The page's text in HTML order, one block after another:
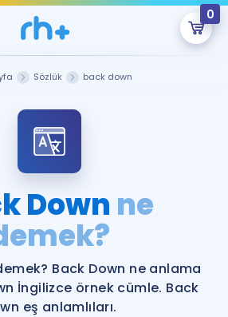
0
Şifremi Hatırlamıyorum
Şu An Boş.
hazırlayacak onlarca eğitim seni
bekliyor!
İngilizce Gramer
Sözlük back down
Down ne
Back Down ne anlama
İngilizce örnek cümle. Back
eş anlamlıları.